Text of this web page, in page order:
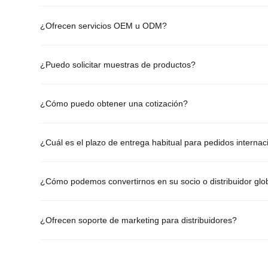
¿Ofrecen servicios OEM u ODM?
¿Puedo solicitar muestras de productos?
¿Cómo puedo obtener una cotización?
¿Cuál es el plazo de entrega habitual para pedidos
¿Cómo podemos convertirnos en su socio o distribuidor
¿Ofrecen soporte de marketing para distribuidores?